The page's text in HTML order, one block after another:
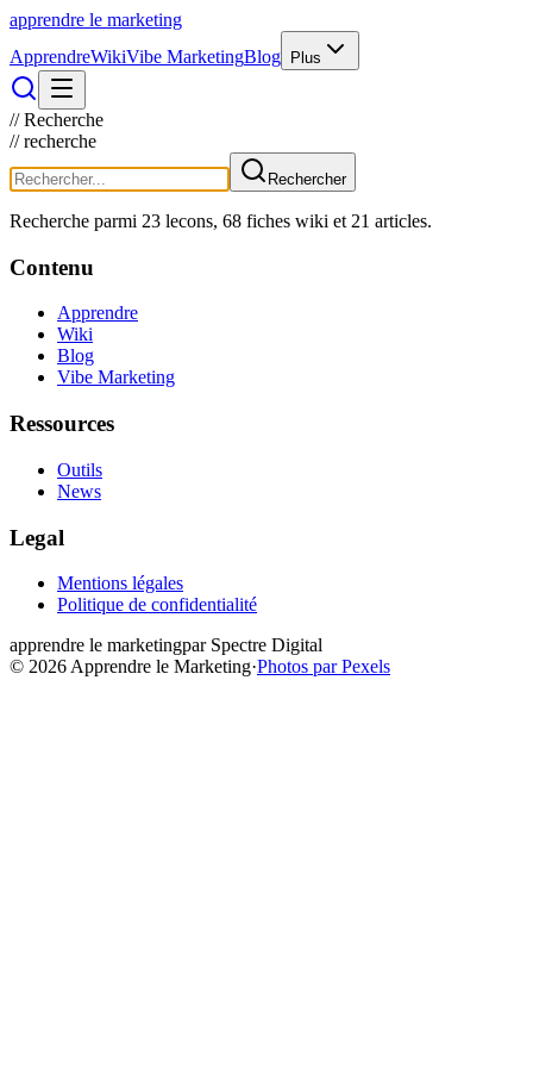
apprendre le marketing
ApprendreWikiVibe MarketingBlog Plus
// Recherche
//recherche
Rechercher
Recherche parmi 23 lecons, 68 fiches wiki et 21 articles.
Contenu
Apprendre
Wiki
Blog
Vibe Marketing
Ressources
Outils
News
Legal
Mentions légales
Politique de confidentialité
apprendre le marketingpar Spectre Digital
© 2026 Apprendre le Marketing·Photos par Pexels